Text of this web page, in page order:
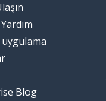
Blog